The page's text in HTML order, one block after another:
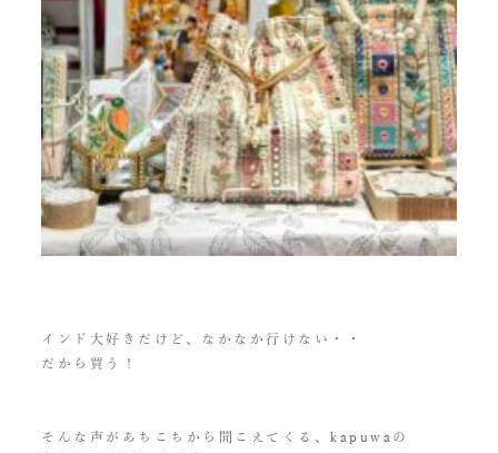
インド大好きだけど、なかなか行けない・・
だから買う！
そんな声があちこちから聞こえてくる、kapuwaの